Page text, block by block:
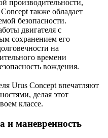
производительности,
также обладает
безопасности.
двигателя с
сохранением его
на
времени
вождения.
Urus Concept впечатляют
делая этот
классе.
и маневренность